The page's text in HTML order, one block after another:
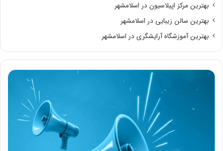
بهترین مرکز اپیلاسیون در اسلامشهر
بهترین سالن زیبایی در اسلامشهر
بهترین آموزشگاه آرایشگری در اسلامشهر